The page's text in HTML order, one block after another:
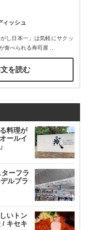
ィッシュ
し日本一」は気軽にサクッ
食べられる寿司屋
を読む
料理が
ールイ
ーフラ
ルプラ
いトン
/ キセキ